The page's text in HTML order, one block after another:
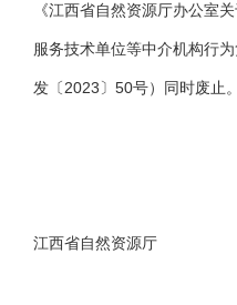
《江西省自然资源厅办公室
服务技术单位等中介机构行
发〔2023〕50号）同时废止。
江西省自然资源厅